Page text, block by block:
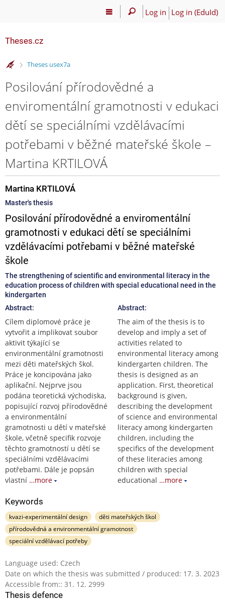
Log in Log in (EduId)
Theses.cz
>
Theses usex7a
Posilování přírodovědné a
enviromentální gramotnosti v edukaci
dětí se speciálními vzdělávacími
potřebami v běžné mateřské škole –
Martina KRTILOVÁ
Martina KRTILOVÁ
Master's thesis
Posilování přírodovědné a enviromentální
gramotnosti v edukaci dětí se speciálními
vzdělávacími potřebami v běžné mateřské
škole
The strengthening of scientific and environmental literacy in the
education process of children with special educational need in the
kindergarten
Abstract:
Cílem diplomové práce je
vytvořit a implikovat soubor
aktivit týkající se
environmentální gramotnosti
mezi děti mateřských škol.
Práce je koncipována jako
aplikační. Nejprve jsou
podána teoretická východiska,
popisující rozvoj přírodovědné
a environmentální
gramotnosti u dětí v mateřské
škole, včetně specifik rozvoje
těchto gramotností u dětí se
speciálními vzdělávacími
potřebami. Dále je popsán
vlastní …more
Abstract:
The aim of the thesis is to
develop and imply a set of
activities related to
environmental literacy among
kindergarten children. The
thesis is designed as an
application. First, theoretical
background is given,
describing the development
of science and environmental
literacy among kindergarten
children, including the
specifics of the development
of these literacies among
children with special
educational …more
Keywords
kvazi-experimentální design
děti mateřských škol
přírodovědná a environmentální gramotnost
speciální vzdělávací potřeby
Language used: Czech
Date on which the thesis was submitted / produced: 17. 3. 2023
Accessible from:: 31. 12. 2999
Thesis defence